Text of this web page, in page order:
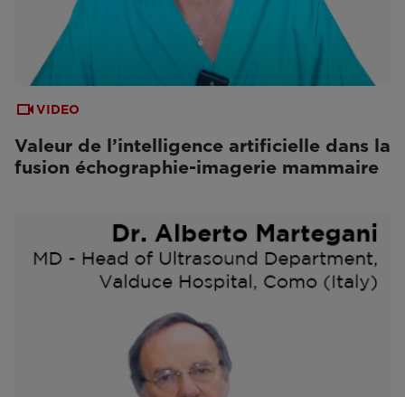
VIDEO
Valeur de l’intelligence artificielle dans la
fusion échographie-imagerie mammaire